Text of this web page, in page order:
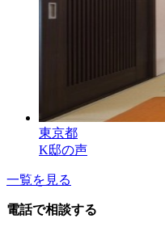
東京都
K邸の声
一覧を見る
電話で相談する